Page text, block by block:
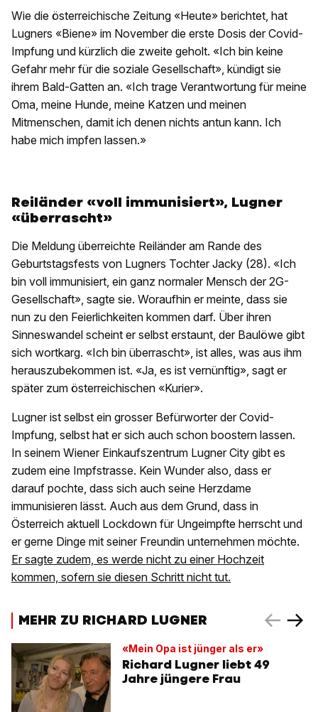
Wie die österreichische Zeitung «Heute» berichtet, hat
Lugners «Biene» im November die erste Dosis der Covid-
Impfung und kürzlich die zweite geholt. «Ich bin keine
Gefahr mehr für die soziale Gesellschaft», kündigt sie
ihrem Bald-Gatten an. «Ich trage Verantwortung für meine
Oma, meine Hunde, meine Katzen und meinen
Mitmenschen, damit ich denen nichts antun kann. Ich
habe mich impfen lassen.»
Reiländer «voll immunisiert», Lugner
«überrascht»
Die Meldung überreichte Reiländer am Rande des
Geburtstagsfests von Lugners Tochter Jacky (28). «Ich
bin voll immunisiert, ein ganz normaler Mensch der 2G-
Gesellschaft», sagte sie. Woraufhin er meinte, dass sie
nun zu den Feierlichkeiten kommen darf. Über ihren
Sinneswandel scheint er selbst erstaunt, der Baulöwe gibt
sich wortkarg. «Ich bin überrascht», ist alles, was aus ihm
herauszubekommen ist. «Ja, es ist vernünftig», sagt er
später zum österreichischen «Kurier».
Lugner ist selbst ein grosser Befürworter der Covid-
Impfung, selbst hat er sich auch schon boostern lassen.
In seinem Wiener Einkaufszentrum Lugner City gibt es
zudem eine Impfstrasse. Kein Wunder also, dass er
darauf pochte, dass sich auch seine Herzdame
immunisieren lässt. Auch aus dem Grund, dass in
Österreich aktuell Lockdown für Ungeimpfte herrscht und
er gerne Dinge mit seiner Freundin unternehmen möchte.
Er sagte zudem, es werde nicht zu einer Hochzeit
kommen, sofern sie diesen Schritt nicht tut.
MEHR ZU RICHARD LUGNER
«Mein Opa ist jünger als er»
Richard Lugner liebt 49
Jahre jüngere Frau